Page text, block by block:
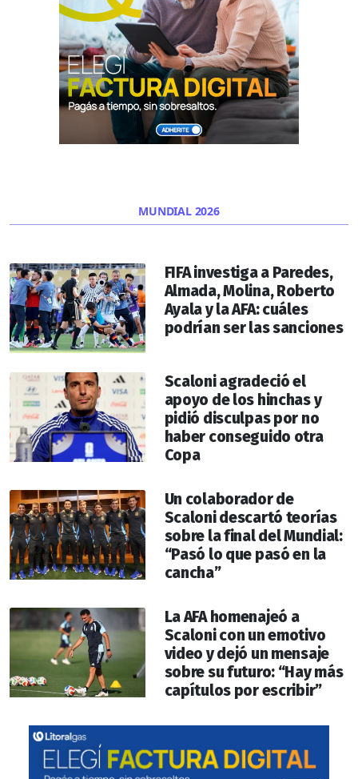
MUNDIAL 2026
FIFA investiga a Paredes,
Almada, Molina, Roberto
Ayala y la AFA: cuáles
podrían ser las sanciones
Scaloni agradeció el
apoyo de los hinchas y
pidió disculpas por no
haber conseguido otra
Copa
Un colaborador de
Scaloni descartó teorías
sobre la final del Mundial:
“Pasó lo que pasó en la
cancha”
La AFA homenajeó a
Scaloni con un emotivo
video y dejó un mensaje
sobre su futuro: “Hay más
capítulos por escribir”